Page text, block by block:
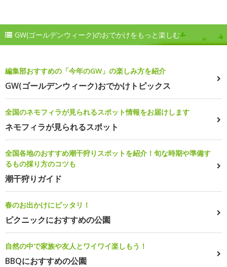
GW(ゴールデンウィーク)のおでかけをもっと楽しむ
編集部おすすめの「今年のGW」の楽しみ方を紹介
GW(ゴールデンウィーク)おでかけトピックス
全国のネモフィラが見られるスポット情報をお届けします
ネモフィラが見られるスポット
全国各地のおすすめ潮干狩りスポットを紹介！旬な時期や準備す
るもの採り方のコツも
潮干狩りガイド
春のお出かけにピッタリ！
ピクニックにおすすめの公園
自然の中で家族や友人とワイワイ楽しもう！
BBQにおすすめの公園